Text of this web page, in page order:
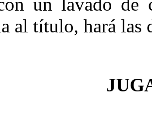
un lavado de
al título, hará las